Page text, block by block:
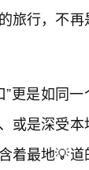
旅行，不再
更是如同一
或是深受本
着最地💡道